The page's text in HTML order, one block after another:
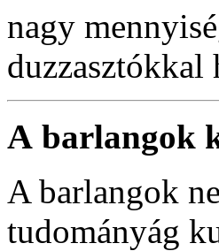
nagy
duzzasztókkal
A barlangok
A barlangok
tudományág